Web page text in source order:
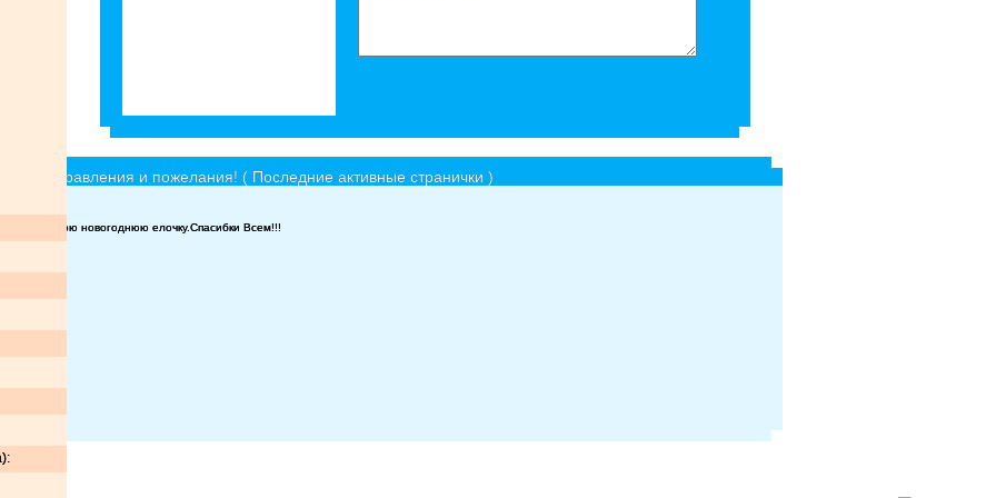
поздравления и пожелания! ( Последние активные странички )
мою новогоднюю елочку.Спасибки Всем!!!
ночь!)))